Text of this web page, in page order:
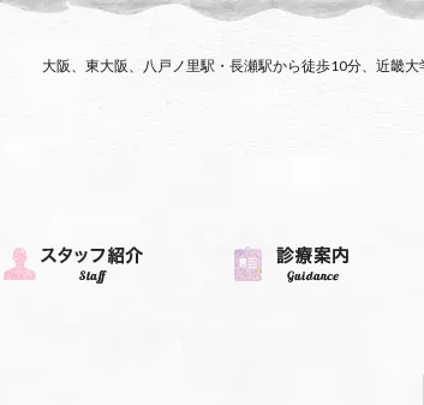
大阪、東大阪、八戸ノ里駅・長瀬駅から徒歩10分、近畿